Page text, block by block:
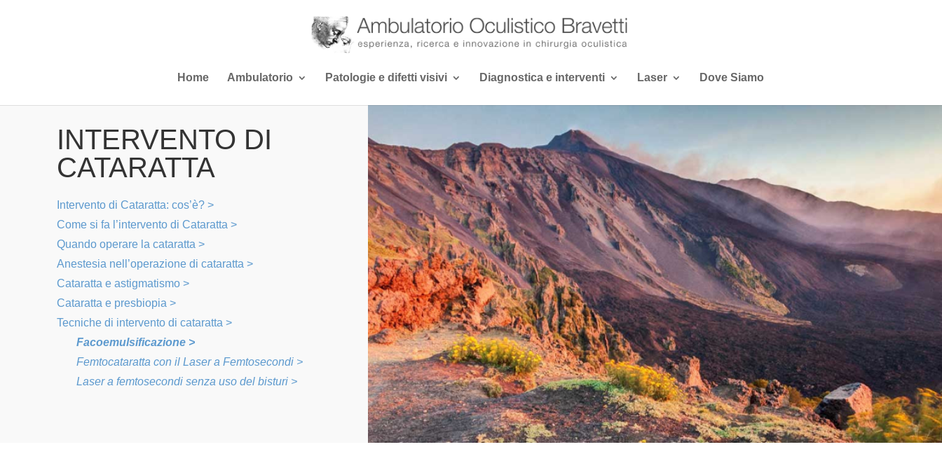
Home Ambulatorio Patologie e difetti visivi Diagnostica e interventi Laser Dove Siamo
INTERVENTO DI
CATARATTA
Intervento di Cataratta: cos’è? >
Come si fa l’intervento di Cataratta >
Quando operare la cataratta >
Anestesia nell’operazione di cataratta >
Cataratta e astigmatismo >
Cataratta e presbiopia >
Tecniche di intervento di cataratta >
Facoemulsificazione >
Femtocataratta con il Laser a Femtosecondi >
Laser a femtosecondi senza uso del bisturi >